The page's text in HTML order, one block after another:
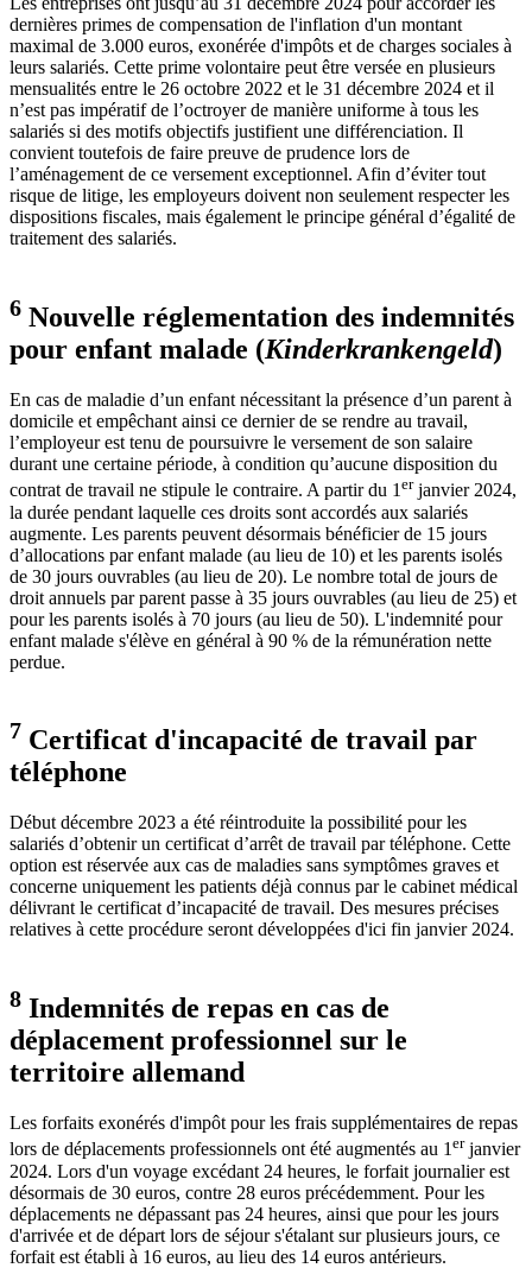
dernières primes de compensation de l'inflation d'un montant
maximal de 3.000 euros, exonérée d'impôts et de charges sociales à
leurs salariés. Cette prime volontaire peut être versée en plusieurs
mensualités entre le 26 octobre 2022 et le 31 décembre 2024 et il
n’est pas impératif de l’octroyer de manière uniforme à tous les
salariés si des motifs objectifs justifient une différenciation. Il
convient toutefois de faire preuve de prudence lors de
l’aménagement de ce versement exceptionnel. Afin d’éviter tout
risque de litige, les employeurs doivent non seulement respecter les
dispositions fiscales, mais également le principe général d’égalité de
traitement des salariés.
6 Nouvelle réglementation des indemnités
pour enfant malade (Kinderkrankengeld)
En cas de maladie d’un enfant nécessitant la présence d’un parent à
domicile et empêchant ainsi ce dernier de se rendre au travail,
l’employeur est tenu de poursuivre le versement de son salaire
durant une certaine période, à condition qu’aucune disposition du
contrat de travail ne stipule le contraire. A partir du 1erjanvier 2024,
la durée pendant laquelle ces droits sont accordés aux salariés
augmente. Les parents peuvent désormais bénéficier de 15 jours
d’allocations par enfant malade (au lieu de 10) et les parents isolés
de 30 jours ouvrables (au lieu de 20). Le nombre total de jours de
droit annuels par parent passe à 35 jours ouvrables (au lieu de 25) et
pour les parents isolés à 70 jours (au lieu de 50). L'indemnité pour
enfant malade s'élève en général à 90 % de la rémunération nette
perdue.
7 Certificat d'incapacité de travail par
téléphone
Début décembre 2023 a été réintroduite la possibilité pour les
salariés d’obtenir un certificat d’arrêt de travail par téléphone. Cette
option est réservée aux cas de maladies sans symptômes graves et
concerne uniquement les patients déjà connus par le cabinet médical
délivrant le certificat d’incapacité de travail. Des mesures précises
relatives à cette procédure seront développées d'ici fin janvier 2024.
8 Indemnités de repas en cas de
déplacement professionnel sur le
territoire allemand
Les forfaits exonérés d'impôt pour les frais supplémentaires de repas
lors de déplacements professionnels ont été augmentés au 1erjanvier
2024. Lors d'un voyage excédant 24 heures, le forfait journalier est
désormais de 30 euros, contre 28 euros précédemment. Pour les
déplacements ne dépassant pas 24 heures, ainsi que pour les jours
d'arrivée et de départ lors de séjour s'étalant sur plusieurs jours, ce
forfait est établi à 16 euros, au lieu des 14 euros antérieurs.